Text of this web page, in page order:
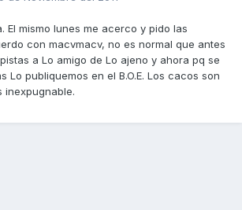
El mismo lunes me acerco y pido las
con macvmacv, no es normal que antes
a Lo amigo de Lo ajeno y ahora pq se
Lo publiquemos en el B.O.E. Los cacos son
inexpugnable.